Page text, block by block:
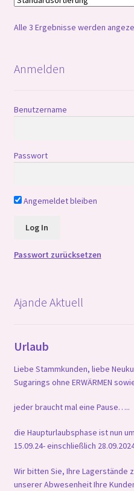
Alle 3 Ergebnisse werden
Anmelden
Benutzername
Passwort
Angemeldet bleiben
Passwort zurücksetzen
Ajande Aktuell
Urlaub
Liebe Stammkunden, liebe
Sugarings ohne ERWÄRMEN
jeder braucht mal eine Pause…..
die Haupturlaubsphase ist nun
15.09.24- einschließlich
Wir bitten Sie, Ihre Lagerstände
unserer Abwesenheit Ihre